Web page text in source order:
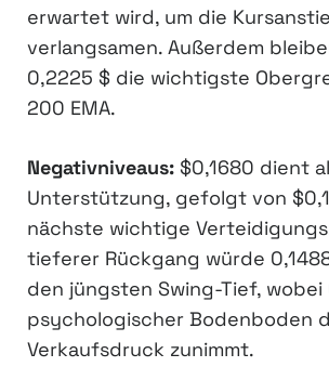
erwartet wird, um die
verlangsamen. Außerdem
0,2225 $ die wichtigste
200 EMA.
Negativniveaus: $0,1680 dient
Unterstützung, gefolgt von
nächste wichtige
tieferer Rückgang würde
den jüngsten Swing-Tief, wobei
psychologischer Bodenboden
Verkaufsdruck zunimmt.